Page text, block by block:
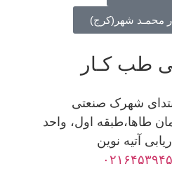
محمـد شهر(کرج)
طب کـار
شهرک صنعتی
طاها،طبقه اول، واحد